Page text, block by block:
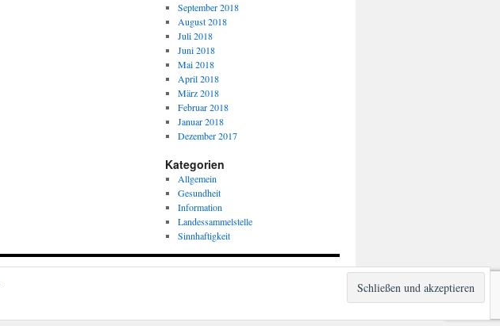
September 2018
August 2018
Juli 2018
Juni 2018
Mai 2018
April 2018
März 2018
Februar 2018
Januar 2018
Dezember 2017
Kategorien
Allgemein
Gesundheit
Information
Landessammelstelle
Sinnhaftigkeit